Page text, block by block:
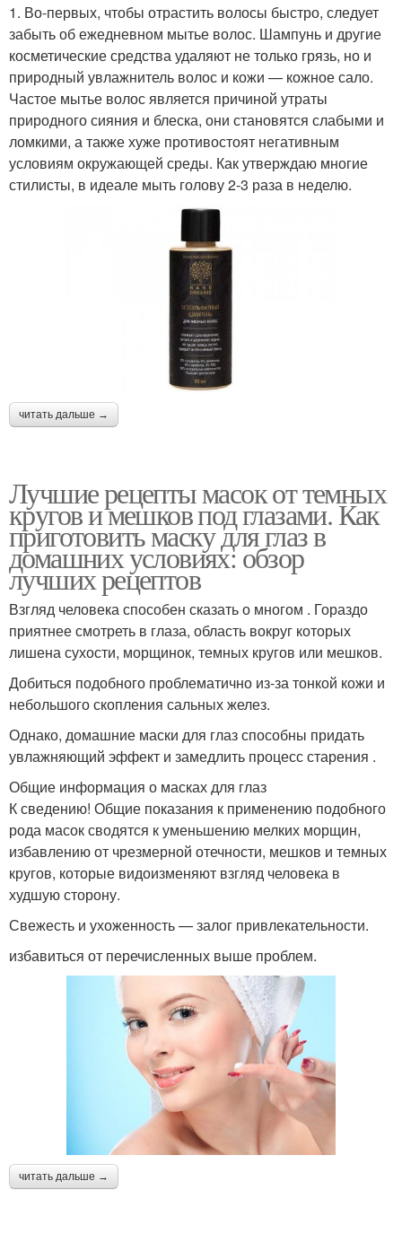
1. Во-первых, чтобы отрастить волосы быстро, следует
забыть об ежедневном мытье волос. Шампунь и другие
косметические средства удаляют не только грязь, но и
природный увлажнитель волос и кожи — кожное сало.
Частое мытье волос является причиной утраты
природного сияния и блеска, они становятся слабыми и
ломкими, а также хуже противостоят негативным
условиям окружающей среды. Как утверждаю многие
стилисты, в идеале мыть голову 2-3 раза в неделю.
читать дальше →
Лучшие рецепты масок от темных
кругов и мешков под глазами. Как
приготовить маску для глаз в
домашних условиях: обзор
лучших рецептов
Взгляд человека способен сказать о многом . Гораздо
приятнее смотреть в глаза, область вокруг которых
лишена сухости, морщинок, темных кругов или мешков.
Добиться подобного проблематично из-за тонкой кожи и
небольшого скопления сальных желез.
Однако, домашние маски для глаз способны придать
увлажняющий эффект и замедлить процесс старения .
Общие информация о масках для глаз
К сведению! Общие показания к применению подобного
рода масок сводятся к уменьшению мелких морщин,
избавлению от чрезмерной отечности, мешков и темных
кругов, которые видоизменяют взгляд человека в
худшую сторону.
Свежесть и ухоженность — залог привлекательности.
избавиться от перечисленных выше проблем.
читать дальше →